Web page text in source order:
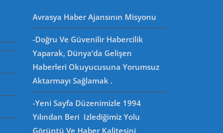
Avrasya Haber Ajansının Misyonu
-Doğru Ve Güvenilir Habercilik
Yaparak, Dünya’da Gelişen
Haberleri Okuyucusuna Yorumsuz
Aktarmayı Sağlamak .
-Yeni Sayfa Düzenimizle 1994
Yılından Beri Izlediğimiz Yolu
Görüntü Ve Haber Kalitesini